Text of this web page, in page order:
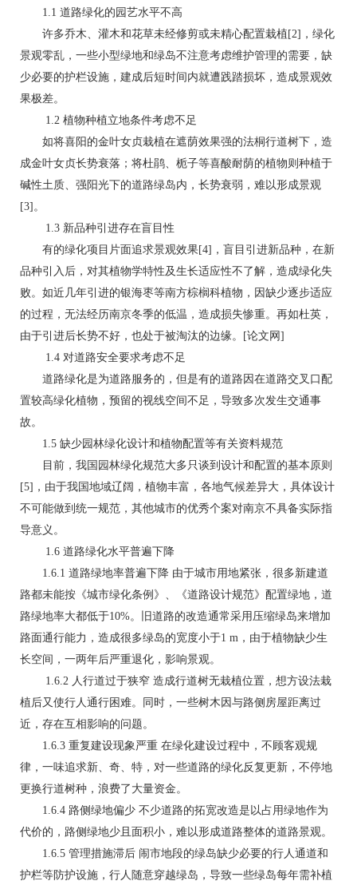
1.1 道路绿化的园艺水平不高
许多乔木、灌木和花草未经修剪或未精心配置栽植[2]，绿化
景观零乱，一些小型绿地和绿岛不注意考虑维护管理的需要，缺
少必要的护栏设施，建成后短时间内就遭践踏损坏，造成景观效
果极差。
1.2 植物种植立地条件考虑不足
如将喜阳的金叶女贞栽植在遮荫效果强的法桐行道树下，造
成金叶女贞长势衰落；将杜鹃、栀子等喜酸耐荫的植物则种植于
碱性土质、强阳光下的道路绿岛内，长势衰弱，难以形成景观
[3]。
1.3 新品种引进存在盲目性
有的绿化项目片面追求景观效果[4]，盲目引进新品种，在新
品种引入后，对其植物学特性及生长适应性不了解，造成绿化失
败。如近几年引进的银海枣等南方棕榈科植物，因缺少逐步适应
的过程，无法经历南京冬季的低温，造成损失惨重。再如杜英，
由于引进后长势不好，也处于被淘汰的边缘。[论文网]
1.4 对道路安全要求考虑不足
道路绿化是为道路服务的，但是有的道路因在道路交叉口配
置较高绿化植物，预留的视线空间不足，导致多次发生交通事
故。
1.5 缺少园林绿化设计和植物配置等有关资料规范
目前，我国园林绿化规范大多只谈到设计和配置的基本原则
[5]，由于我国地域辽阔，植物丰富，各地气候差异大，具体设计
不可能做到统一规范，其他城市的优秀个案对南京不具备实际指
导意义。
1.6 道路绿化水平普遍下降
1.6.1 道路绿地率普遍下降 由于城市用地紧张，很多新建道
路都未能按《城市绿化条例》、《道路设计规范》配置绿地，道
路绿地率大都低于10%。旧道路的改造通常采用压缩绿岛来增加
路面通行能力，造成很多绿岛的宽度小于1 m，由于植物缺少生
长空间，一两年后严重退化，影响景观。
1.6.2 人行道过于狭窄 造成行道树无栽植位置，想方设法栽
植后又使行人通行困难。同时，一些树木因与路侧房屋距离过
近，存在互相影响的问题。
1.6.3 重复建设现象严重 在绿化建设过程中，不顾客观规
律，一味追求新、奇、特，对一些道路的绿化反复更新，不停地
更换行道树种，浪费了大量资金。
1.6.4 路侧绿地偏少 不少道路的拓宽改造是以占用绿地作为
代价的，路侧绿地少且面积小，难以形成道路整体的道路景观。
1.6.5 管理措施滞后 闹市地段的绿岛缺少必要的行人通道和
护栏等防护设施，行人随意穿越绿岛，导致一些绿岛每年需补植